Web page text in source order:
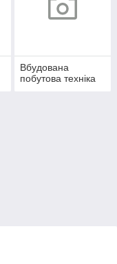
Вбудована
побутова техніка